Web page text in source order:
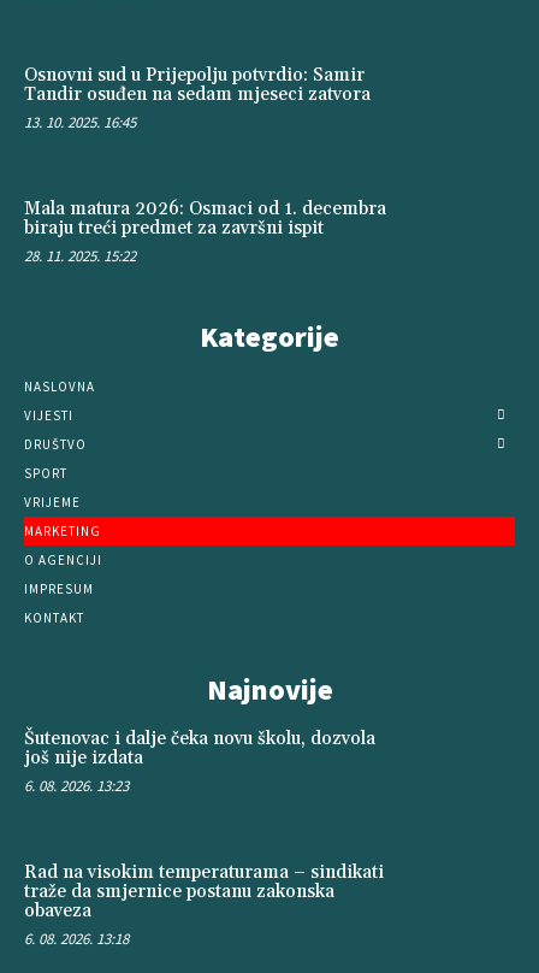
Osnovni sud u Prijepolju potvrdio: Samir
Tandir osuđen na sedam mjeseci zatvora
13. 10. 2025. 16:45
Mala matura 2026: Osmaci od 1. decembra
biraju treći predmet za završni ispit
28. 11. 2025. 15:22
Kategorije
NASLOVNA
VIJESTI
DRUŠTVO
SPORT
VRIJEME
MARKETING
O AGENCIJI
IMPRESUM
KONTAKT
Najnovije
Šutenovac i dalje čeka novu školu, dozvola
još nije izdata
6. 08. 2026. 13:23
Rad na visokim temperaturama – sindikati
traže da smjernice postanu zakonska
obaveza
6. 08. 2026. 13:18